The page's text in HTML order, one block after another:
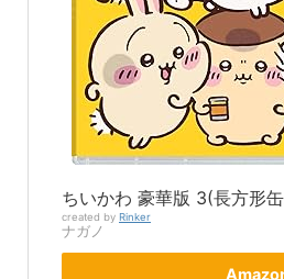
ちいかわ 豪華版 3(長方形
created by Rinker
ナガノ